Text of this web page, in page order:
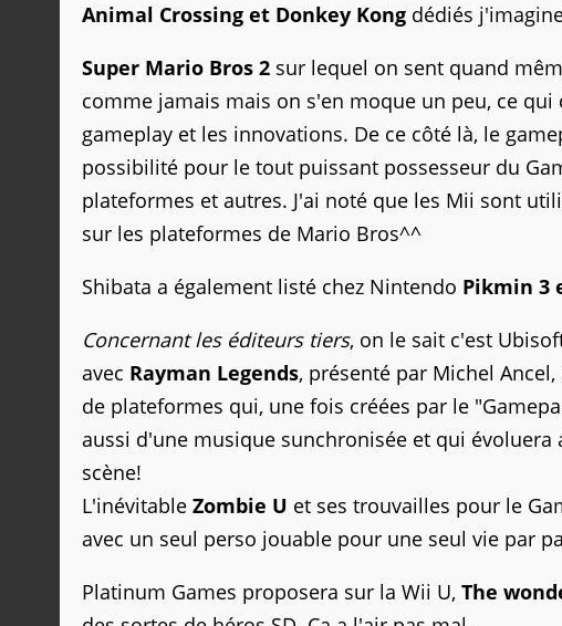
Animal Crossing et Donkey Kong dédiés
Super Mario Bros 2 sur lequel on sent quand
comme jamais mais on s'en moque un peu, ce
gameplay et les innovations. De ce côté là, le
possibilité pour le tout puissant possesseur du
plateformes et autres. J'ai noté que les Mii sont
sur les plateformes de Mario Bros^^
Shibata a également listé chez Nintendo Pikmin 3
Concernant les éditeurs tiers, on le sait c'est
avec Rayman Legends, présenté par Michel
de plateformes qui, une fois créées par le
aussi d'une musique sunchronisée et qui
scène!
L'inévitable Zombie U et ses trouvailles pour le
avec un seul perso jouable pour une seul vie par
Platinum Games proposera sur la Wii U, The